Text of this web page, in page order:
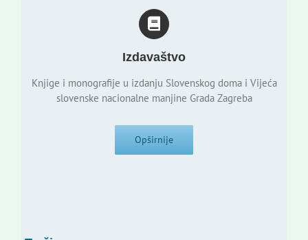
Izdavaštvo
Knjige i monografije u izdanju Slovenskog doma i Vijeća
slovenske nacionalne manjine Grada Zagreba
Opširnije